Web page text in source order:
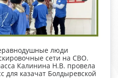
люди
сети на СВО.
Калинина Н.В. провела
для казачат Болдыревской